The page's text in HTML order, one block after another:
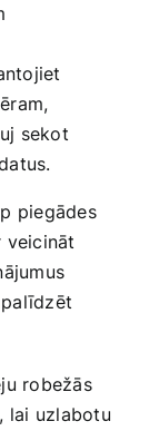
sekot
piegādes
veicināt
robežās
lai uzlabotu